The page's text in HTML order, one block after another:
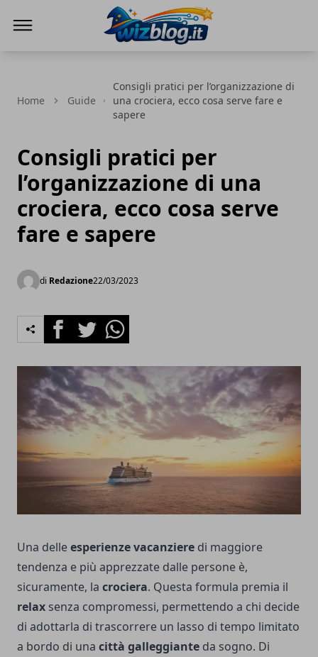
Home Guide
Consigli pratici per l’organizzazione di
una crociera, ecco cosa serve fare e
sapere
Consigli pratici per
l’organizzazione di una
crociera, ecco cosa serve
fare e sapere
di Redazione22/03/2023
FacebookTwitterWhatsapp
Una delleesperienze vacanziere di maggiore
tendenza e più apprezzate dalle persone è,
sicuramente, la crociera. Questa formula premia il
relax senza compromessi, permettendo a chi decide
di adottarla di trascorrere un lasso di tempo limitato
a bordo di una città galleggiante da sogno. Di